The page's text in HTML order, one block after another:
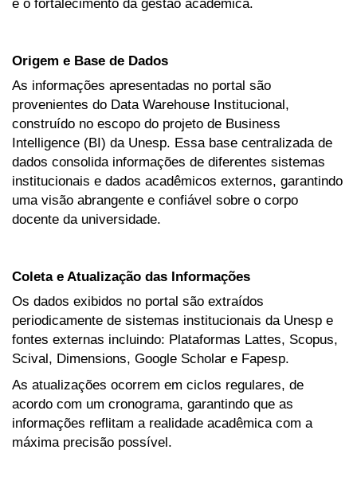
e o fortalecimento da gestão acadêmica.
Origem e Base de Dados
As informações apresentadas no portal são
provenientes do Data Warehouse Institucional,
construído no escopo do projeto de Business
Intelligence (BI) da Unesp. Essa base centralizada de
dados consolida informações de diferentes sistemas
institucionais e dados acadêmicos externos, garantindo
uma visão abrangente e confiável sobre o corpo
docente da universidade.
Coleta e Atualização das Informações
Os dados exibidos no portal são extraídos
periodicamente de sistemas institucionais da Unesp e
fontes externas incluindo: Plataformas Lattes, Scopus,
Scival, Dimensions, Google Scholar e Fapesp.
As atualizações ocorrem em ciclos regulares, de
acordo com um cronograma, garantindo que as
informações reflitam a realidade acadêmica com a
máxima precisão possível.